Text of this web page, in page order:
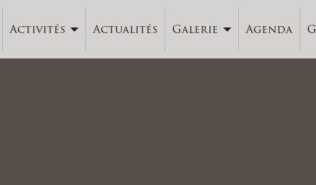
Activités Actualités Galerie Agenda